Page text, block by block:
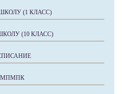
(1 КЛАСС)
(10 КЛАСС)